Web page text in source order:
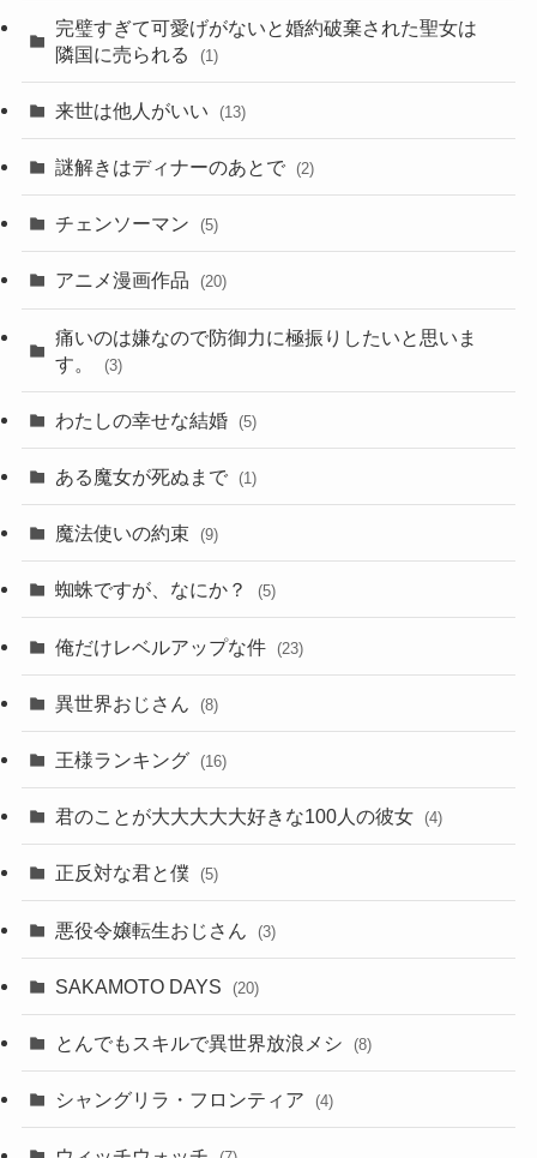
完璧すぎて可愛げがないと婚約破棄された聖女は
隣国に売られる
(1)
来世は他人がいい (13)
謎解きはディナーのあとで (2)
チェンソーマン (5)
アニメ漫画作品 (20)
痛いのは嫌なので防御力に極振りしたいと思いま
す。
(3)
わたしの幸せな結婚 (5)
ある魔女が死ぬまで (1)
魔法使いの約束 (9)
蜘蛛ですが、なにか？ (5)
俺だけレベルアップな件 (23)
異世界おじさん (8)
王様ランキング (16)
君のことが大大大大大好きな100人の彼女 (4)
正反対な君と僕 (5)
悪役令嬢転生おじさん (3)
SAKAMOTO DAYS (20)
とんでもスキルで異世界放浪メシ (8)
シャングリラ・フロンティア (4)